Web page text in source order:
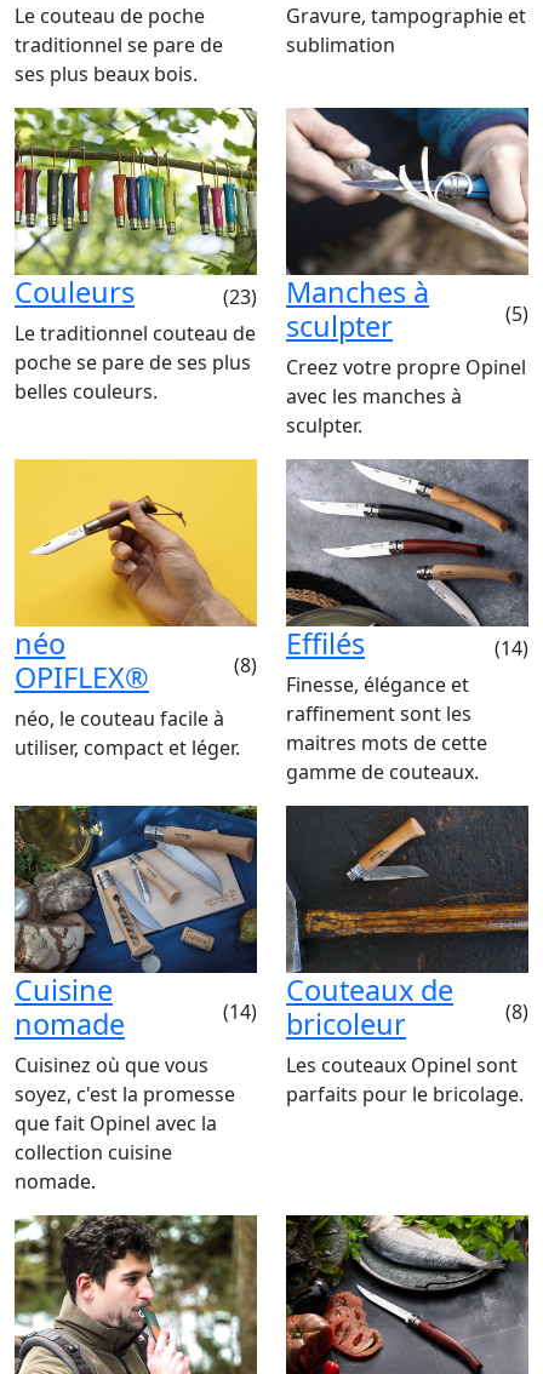
Le couteau de poche
traditionnel se pare de
ses plus beaux bois.
Gravure, tampographie et
sublimation
Couleurs
(23)
Le traditionnel couteau de
poche se pare de ses plus
belles couleurs.
Manches à
sculpter
(5)
Creez votre propre Opinel
avec les manches à
sculpter.
néo
OPIFLEX®
(8)
néo, le couteau facile à
utiliser, compact et léger.
Effilés
(14)
Finesse, élégance et
raffinement sont les
maitres mots de cette
gamme de couteaux.
Cuisine
nomade
(14)
Cuisinez où que vous
soyez, c'est la promesse
que fait Opinel avec la
collection cuisine
nomade.
Couteaux de
bricoleur
(8)
Les couteaux Opinel sont
parfaits pour le bricolage.